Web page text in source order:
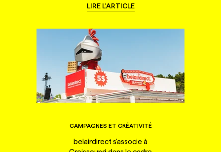
LIRE L'ARTICLE
CAMPAGNES ET CRÉATIVITÉ
belairdirect s'associe à